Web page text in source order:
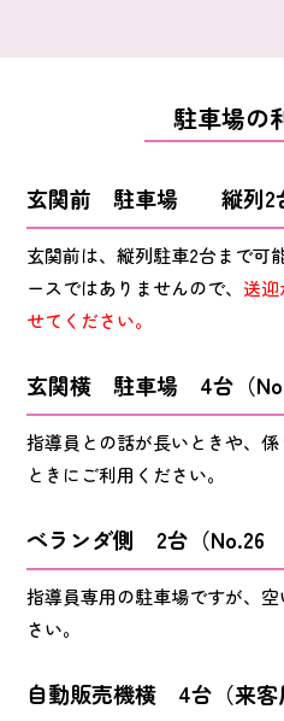
駐車場の
玄関前 駐車場 縦列2
玄関前は、縦列駐車2台まで可
ースではありませんので、送迎
せてください。
玄関横 駐車場 4台（
指導員との話が長いときや、
ときにご利用ください。
ベランダ側 2台（No.26
指導員専用の駐車場ですが、
さい。
自動販売機横 4台（来客